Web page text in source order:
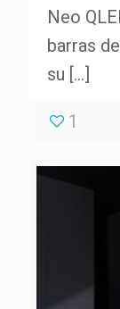
Neo
barras
su […]
1